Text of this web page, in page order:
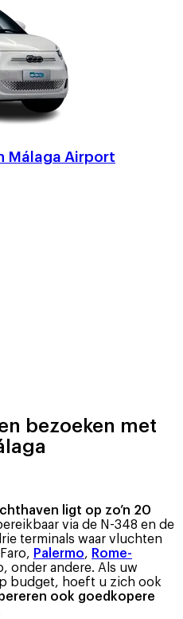
Málaga Airport
bezoeken met
ligt op zo’n 20
via de N-348 en de
terminals waar vluchten
Palermo, Rome-
onder andere. Als uw
budget, hoeft u zich ook
ook goedkopere